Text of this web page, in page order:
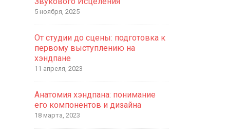
5 ноября, 2025
От студии до сцены: подготовка к
первому выступлению на
хэндпане
11 апреля, 2023
Анатомия хэндпана: понимание
его компонентов и дизайна
18 марта, 2023